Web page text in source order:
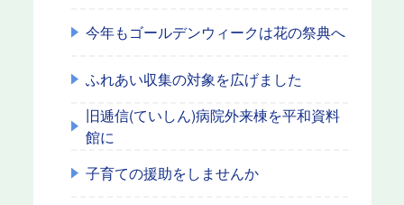
今年もゴールデンウィークは花の祭典へ
ふれあい収集の対象を広げました
旧逓信(ていしん)病院外来棟を平和資料
館に
子育ての援助をしませんか